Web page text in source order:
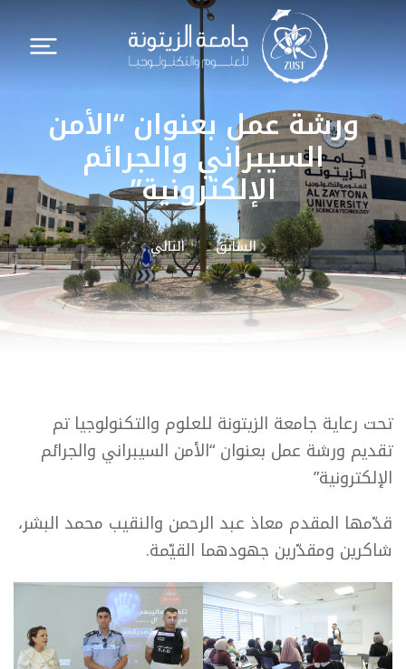
ورشة عمل بعنوان “الأمن
السيبراني والجرائم
الإلكترونية”
السابق التالي
تحت رعاية جامعة الزيتونة للعلوم والتكنولوجيا تم
تقديم ورشة عمل بعنوان “الأمن السيبراني والجرائم
الإلكترونية”
قدّمها المقدم معاذ عبد الرحمن والنقيب محمد البشر،
شاكرين ومقدّرين جهودهما القيّمة.